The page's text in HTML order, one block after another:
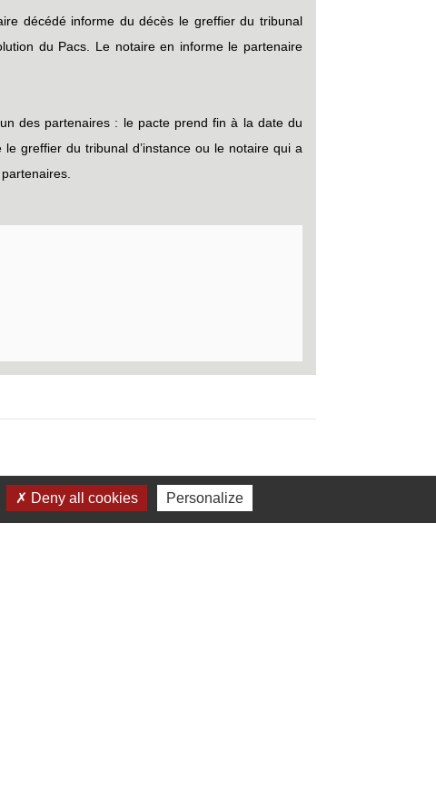
décédé informe du décès le greffier du tribunal
du Pacs. Le notaire en informe le partenaire
des partenaires : le pacte prend fin à la date du
le greffier du tribunal d’instance ou le notaire qui a
Deny all cookies Personalize